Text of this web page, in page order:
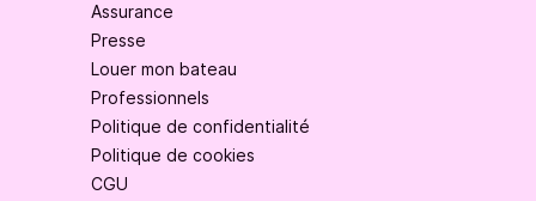
Assurance
Presse
Louer mon bateau
Professionnels
Politique de confidentialité
Politique de cookies
CGU